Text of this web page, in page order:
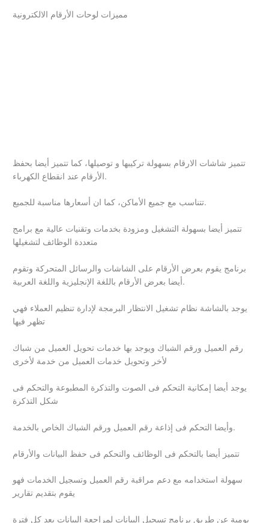
مميزات لوحات الأرقام الالكترونية
تتميز شاشات الارقام بسهولة تركيبها و توصيلها، كما تتميز أيضا بحفظ
الأرقام عند انقطاع الكهرباء.
تتناسب مع جميع الأماكن، كما ان أسعارها مناسبة للجميع.
تتميز أيضا بسهولة التشغيل ومزودة بخدمات وتقنيات عالية مع برامج
متعددة الوظائف لتشغيلها
برنامج يقوم بعرض الأرقام على الشاشات والرسائل المتحركة وتقوم
أيضا بعرض الأرقام باللغة الإنجليزية واللغة العربية.
يوجد بالشاشة نظام تشغيل الانتظار البرمجة لإدارة تنظيم العملاء فهي
تظهر فيها
رقم العميل ورقم الشباك ويوجد بها خدمات تحويل العميل من شباك
لأخر وتحويل خدمات العميل من خدمة لأخرى
يوجد أيضا إمكانية التحكم فى الصوت والتذكرة المطبوعة والتحكم فى
شكل التذكرة
وأيضا التحكم فى إذاعة رقم العميل ورقم الشباك الخاص بالخدمة.
تتميز أيضا بالتحكم فى الوظائف والتحكم فى حفظ البيانات والأرقام
سهولة استخدامه مع دعم مراقبة رقم العميل وتسجيل الخدمات فهو
يقوم بتقديم تقارير
يومية عن طريق برنامج تسجيل البيانات لمراجعة البيانات بعد كل فترة